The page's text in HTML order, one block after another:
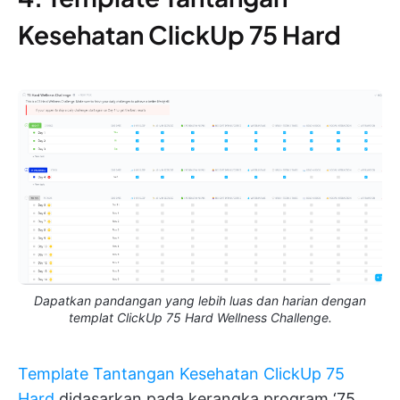
Kesehatan ClickUp 75 Hard
Dapatkan pandangan yang lebih luas dan harian dengan
templat ClickUp 75 Hard Wellness Challenge.
Template Tantangan Kesehatan ClickUp 75